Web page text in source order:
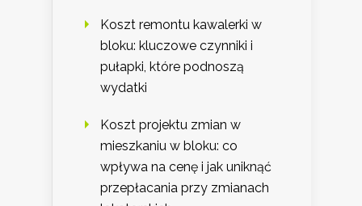
Koszt remontu kawalerki w
bloku: kluczowe czynniki i
pułapki, które podnoszą
wydatki
Koszt projektu zmian w
mieszkaniu w bloku: co
wpływa na cenę i jak uniknąć
przepłacania przy zmianach